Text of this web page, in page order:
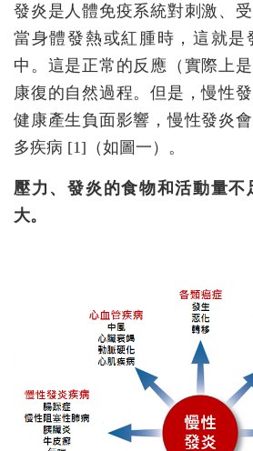
發炎是人體免疫系統對刺激、
當身體發熱或紅腫時，這就是
中。這是正常的反應（實際上
康復的自然過程。但是，慢性
健康產生負面影響，慢性發炎
多疾病 [1]（如圖一）。
壓力、發炎的食物和活動量不
大。